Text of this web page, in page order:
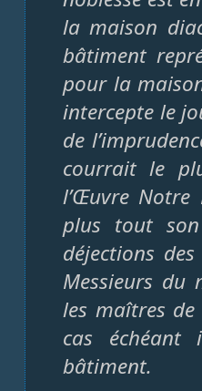
la maison
bâtiment
pour la
intercepte le
de
courrait le
l’Œuvre
plus tout
déjections
Messieurs du
les maîtres
cas échéant
bâtiment.